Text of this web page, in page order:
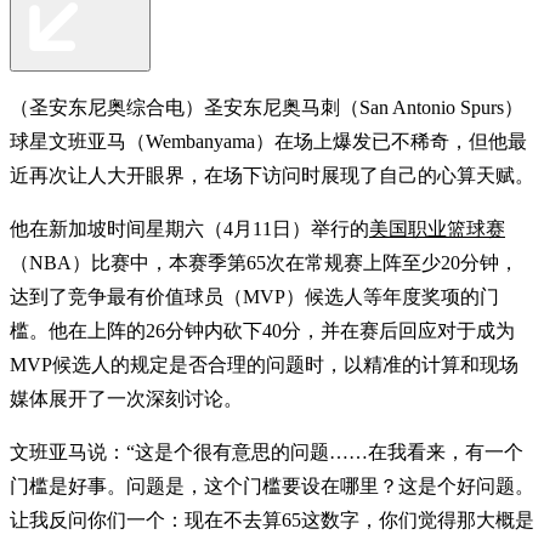
（圣安东尼奥综合电）圣安东尼奥马刺（San Antonio Spurs）
球星文班亚马（Wembanyama）在场上爆发已不稀奇，但他最
近再次让人大开眼界，在场下访问时展现了自己的心算天赋。
他在新加坡时间星期六（4月11日）举行的美国职业篮球赛
（NBA）比赛中，本赛季第65次在常规赛上阵至少20分钟，
达到了竞争最有价值球员（MVP）候选人等年度奖项的门
槛。他在上阵的26分钟内砍下40分，并在赛后回应对于成为
MVP候选人的规定是否合理的问题时，以精准的计算和现场
媒体展开了一次深刻讨论。
文班亚马说：“这是个很有意思的问题……在我看来，有一个
门槛是好事。问题是，这个门槛要设在哪里？这是个好问题。
让我反问你们一个：现在不去算65这数字，你们觉得那大概是